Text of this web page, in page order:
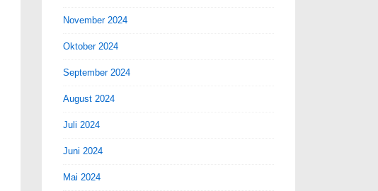
November 2024
Oktober 2024
September 2024
August 2024
Juli 2024
Juni 2024
Mai 2024